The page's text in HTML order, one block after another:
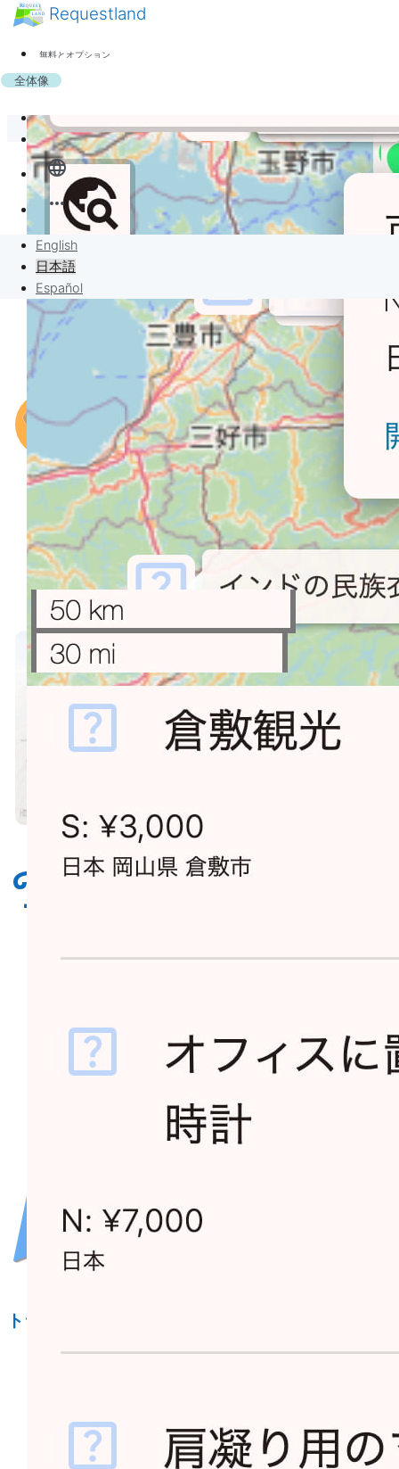
Requestland
無料とオプション
サポート
language
more_horiz
English
日本語
Español
全体像
バンバンボード
リクエスト
リクエストに販売
プロジェクト
ニュース
ピース・アンド・パッションについて
サインイン
何かを買う時…
考えがまとまらなくて迷ってしま
う？
欲しいものがあっても、お給料が足
りない？
何を買ったらいいか、わからないこ
とがある？
家族や会社で、なかなか話がまとま
らない？
Requestland
トランド